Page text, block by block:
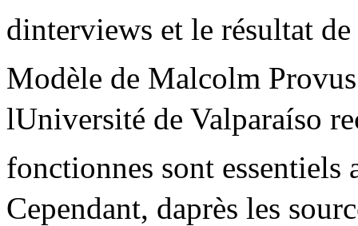
dinterviews et le résultat de
Modèle de Malcolm
lUniversité de Valparaíso
fonctionnes sont essentiels
Cependant, daprès les